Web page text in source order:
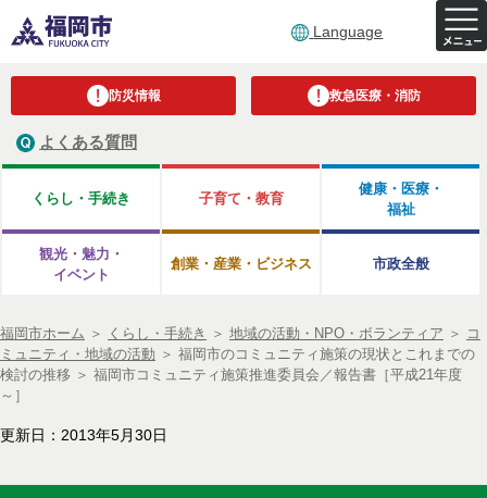
Language
防災情報 救急医療・消防
よくある質問
くらし・手続き 子育て・教育
健康・医療・
福祉
観光・魅力・
イベント
創業・産業・ビジネス 市政全般
福岡市ホーム ＞ くらし・手続き ＞ 地域の活動・NPO・ボランティア ＞ コ
ミュニティ・地域の活動 ＞ 福岡市のコミュニティ施策の現状とこれまでの
検討の推移 ＞ 福岡市コミュニティ施策推進委員会／報告書［平成21年度
～］
更新日：2013年5月30日